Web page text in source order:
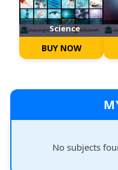
Science
BUY NOW
No subjects